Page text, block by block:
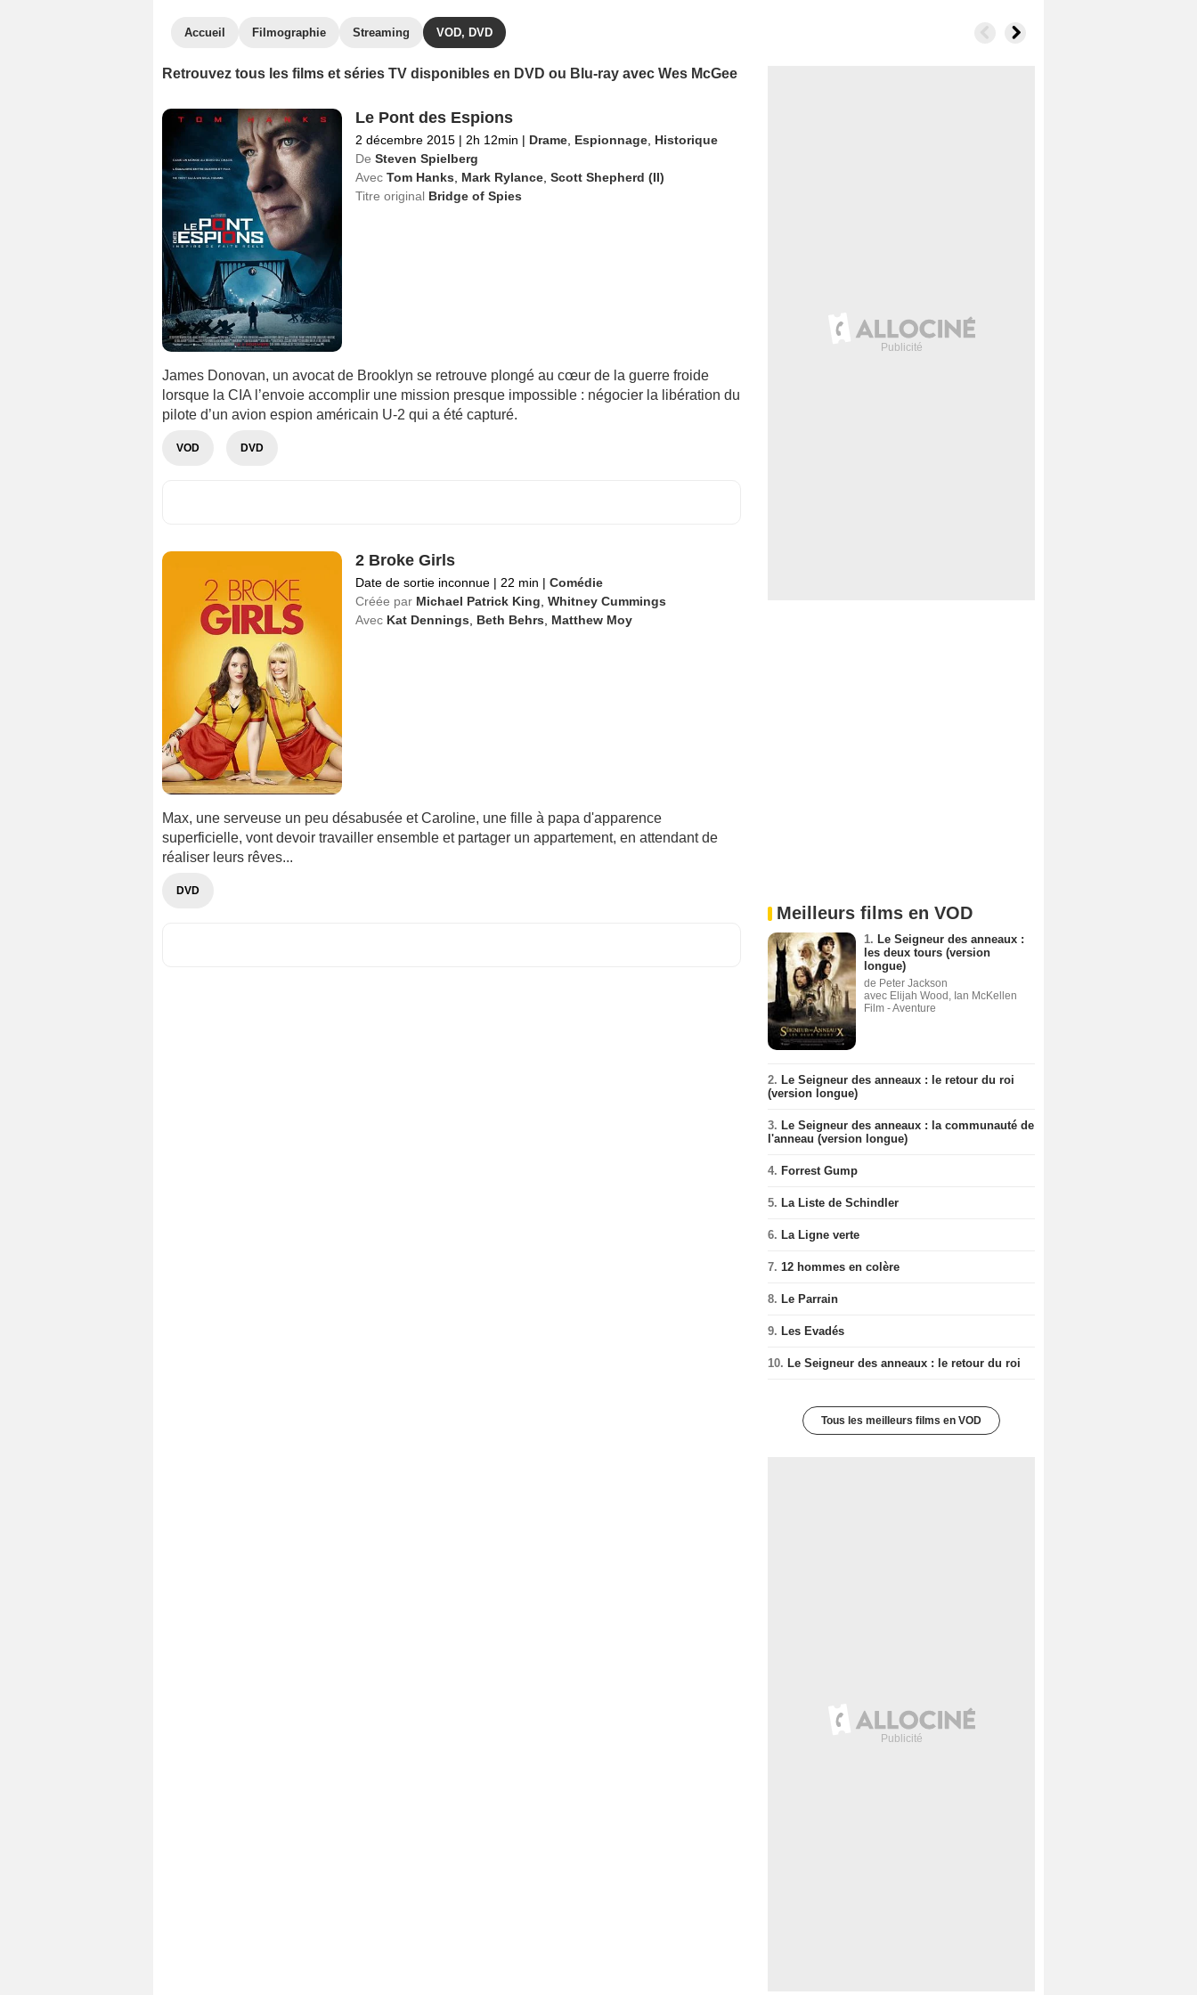
Accueil Filmographie Streaming VOD, DVD
Retrouvez tous les films et séries TV disponibles en DVD ou Blu-ray avec Wes McGee
Le Pont des Espions
2 décembre 2015 | 2h 12min | Drame, Espionnage, Historique
De Steven Spielberg
Avec Tom Hanks Mark Rylance, Scott Shepherd (II)
Titre original Bridge of Spies
James Donovan, un avocat de Brooklyn se retrouve plongé au cœur de la guerre froide
lorsque la CIA l’envoie accomplir une mission presque impossible : négocier la libération du
pilote d’un avion espion américain U-2 qui a été capturé.
VOD DVD
2 Broke Girls
Date de sortie inconnue | 22 min | Comédie
Créée par Michael Patrick King Whitney Cummings
Avec Kat Dennings Beth Behrs Matthew Moy
Max, une serveuse un peu désabusée et Caroline, une fille à papa d'apparence
superficielle, vont devoir travailler ensemble et partager un appartement, en attendant de
réaliser leurs rêves...
DVD
Meilleurs films en VOD
1. Le Seigneur des anneaux :
les deux tours (version
longue)
de Peter Jackson
avec Elijah Wood, Ian McKellen
Film - Aventure
2. Le Seigneur des anneaux : le retour du roi
(version longue)
3. Le Seigneur des anneaux : la communauté de
l'anneau (version longue)
4. Forrest Gump
5. La Liste de Schindler
6. La Ligne verte
7. 12 hommes en colère
8. Le Parrain
9. Les Evadés
10. Le Seigneur des anneaux : le retour du roi
Tous les meilleurs films en VOD